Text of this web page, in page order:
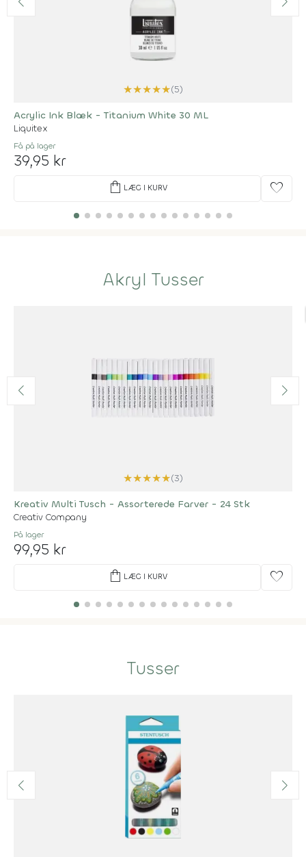
★★★★★(5)
Acrylic Ink Blæk - Titanium White 30 ML
Liquitex
Få på lager
39,95 kr
shopping_bag LÆG I KURV favorite
Akryl Tusser
★★★★★(3)
Kreativ Multi Tusch - Assorterede Farver - 24 Stk
Creativ Company
På lager
99,95 kr
shopping_bag LÆG I KURV favorite
Tusser